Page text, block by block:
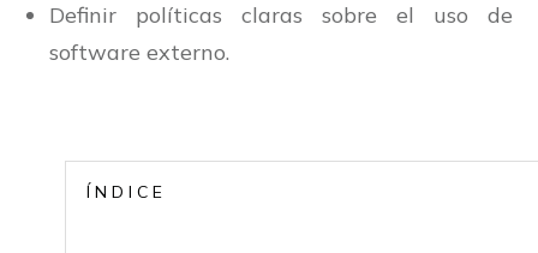
Definir políticas claras sobre el uso de
software externo.
ÍNDICE